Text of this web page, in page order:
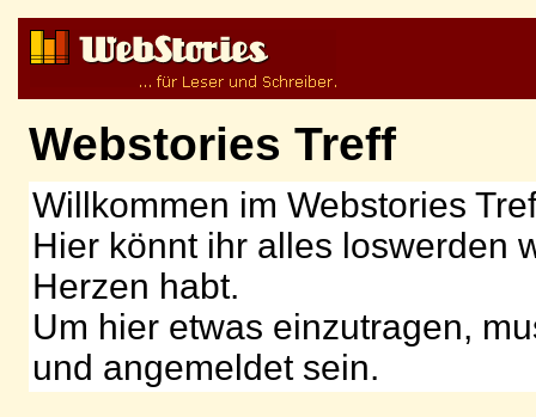
Webstories Treff
Willkommen im Webstories
Hier könnt ihr alles loswerden
Herzen habt.
Um hier etwas einzutragen,
und angemeldet sein.